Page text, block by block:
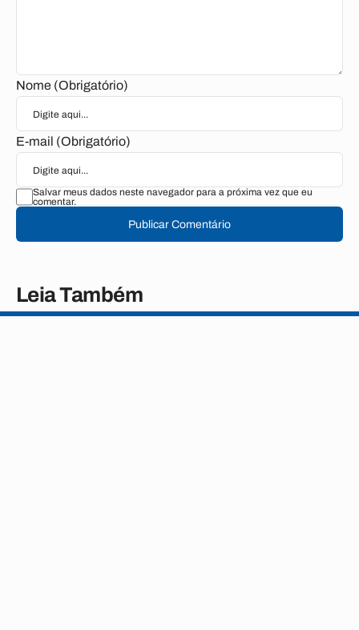
Nome (Obrigatório)
E-mail (Obrigatório)
Salvar meus dados neste navegador para a próxima vez que eu
comentar.
Publicar Comentário
Leia Também